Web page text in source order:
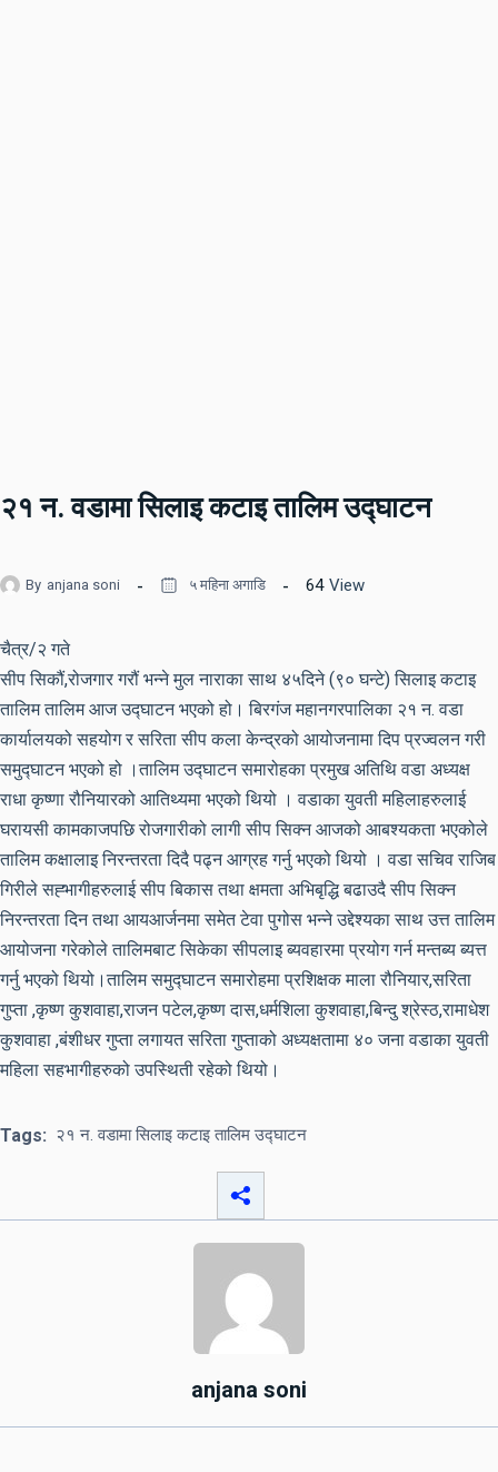
२१ न. वडामा सिलाइ कटाइ तालिम उद्घाटन
By anjana soni ५ महिना अगाडि 64 View
चैत्र/२ गते
सीप सिकौं,रोजगार गरौं भन्ने मुल नाराका साथ ४५दिने (९० घन्टे) सिलाइ कटाइ
तालिम तालिम आज उद्घाटन भएको हो। बिरगंज महानगरपालिका २१ न. वडा
कार्यालयको सहयोग र सरिता सीप कला केन्द्रको आयोजनामा दिप प्रज्वलन गरी
समुद्घाटन भएको हो ।तालिम उद्घाटन समारोहका प्रमुख अतिथि वडा अध्यक्ष
राधा कृष्णा रौनियारको आतिथ्यमा भएको थियो । वडाका युवती महिलाहरुलाई
घरायसी कामकाजपछि रोजगारीको लागी सीप सिक्न आजको आबश्यकता भएकोले
तालिम कक्षालाइ निरन्तरता दिदै पढ्न आग्रह गर्नु भएको थियो । वडा सचिव राजिब
गिरीले सह्भागीहरुलाई सीप बिकास तथा क्षमता अभिबृद्धि बढाउदै सीप सिक्न
निरन्तरता दिन तथा आयआर्जनमा समेत टेवा पुगोस भन्ने उद्देश्यका साथ उत्त तालिम
आयोजना गरेकोले तालिमबाट सिकेका सीपलाइ ब्यवहारमा प्रयोग गर्न मन्तब्य ब्यत्त
गर्नु भएको थियो।तालिम समुद्घाटन समारोहमा प्रशिक्षक माला रौनियार,सरिता
गुप्ता ,कृष्ण कुशवाहा,राजन पटेल,कृष्ण दास,धर्मशिला कुशवाहा,बिन्दु श्रेस्ठ,रामाधेश
कुशवाहा ,बंशीधर गुप्ता लगायत सरिता गुप्ताको अध्यक्षतामा ४० जना वडाका युवती
महिला सहभागीहरुको उपस्थिती रहेको थियो।
Tags: २१ न. वडामा सिलाइ कटाइ तालिम उद्घाटन
anjana soni